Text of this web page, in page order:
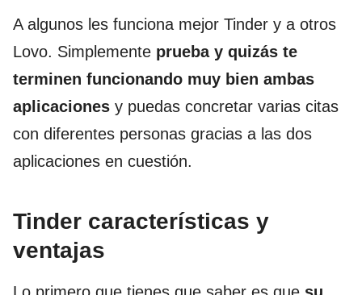
A algunos les funciona mejor Tinder y a otros
Lovo. Simplemente prueba y quizás te
terminen funcionando muy bien ambas
aplicaciones y puedas concretar varias citas
con diferentes personas gracias a las dos
aplicaciones en cuestión.
Tinder características y
ventajas